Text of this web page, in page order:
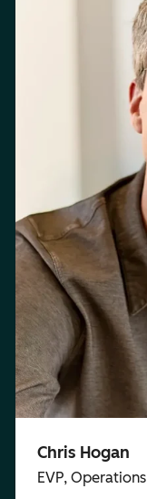
Chris Hogan
EVP, Operations